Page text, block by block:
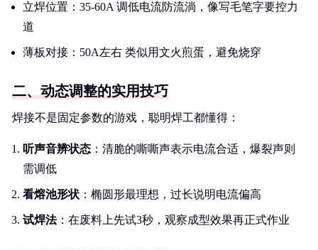
立焊位置：35-60A 调低电流防流淌，像写毛笔字要控力
道
薄板对接：50A左右 类似用文火煎蛋，避免烧穿
二、动态调整的实用技巧
焊接不是固定参数的游戏，聪明焊工都懂得：
听声音辨状态 ：清脆的嘶嘶声表示电流合适，爆裂声则
需调低
看熔池形状 ：椭圆形最理想，过长说明电流偏高
试焊法：在废料上先试3秒，观察成型效果再正式作业